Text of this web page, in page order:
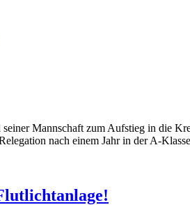
Mannschaft zum Aufstieg in die
nach einem Jahr in der A-